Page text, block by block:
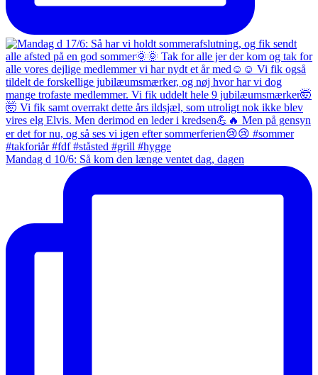
Mandag d 10/6: Så kom den længe ventet dag, dagen